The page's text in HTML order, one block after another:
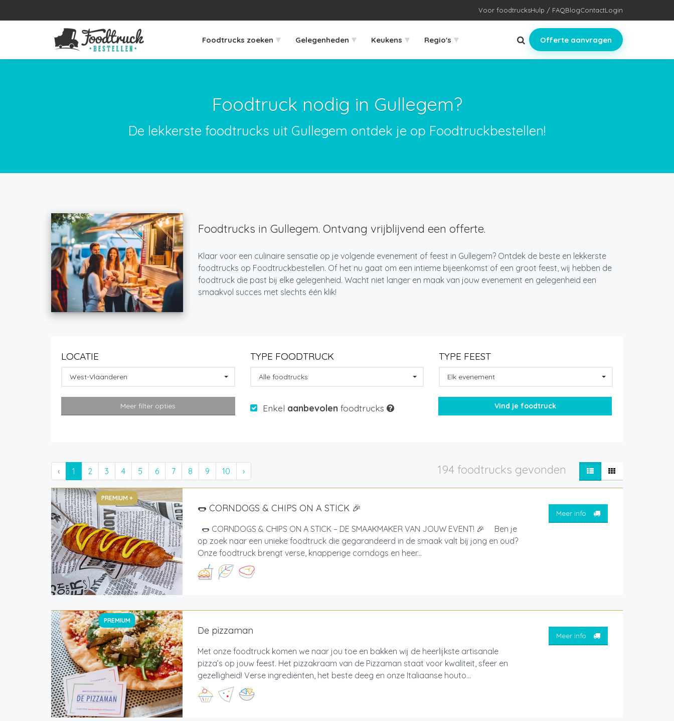
Voor foodtrucksHulp / FAQBlogContactLogin
Foodtrucks zoeken ▾ Gelegenheden ▾ Keukens ▾ Regio's ▾ Offerte aanvragen
Foodtruck nodig in Gullegem?
De lekkerste foodtrucks uit Gullegem ontdek je op Foodtruckbestellen!
Foodtrucks in Gullegem. Ontvang vrijblijvend een offerte.
Klaar voor een culinaire sensatie op je volgende evenement of feest in Gullegem? Ontdek de beste en lekkerste
foodtrucks op Foodtruckbestellen. Of het nu gaat om een intieme bijeenkomst of een groot feest, wij hebben de
foodtruck die past bij elke gelegenheid. Wacht niet langer en maak van jouw evenement en gelegenheid een
smaakvol succes met slechts één klik!
LOCATIE
West-Vlaanderen
TYPE FOODTRUCK
Alle foodtrucks
TYPE FEEST
Elk evenement
Meer filter opties Enkel aanbevolen foodtrucks
‹ 1 2 3 4 5 6 7 8 9 10 › 194 foodtrucks gevonden
PREMIUM +
🌭 CORNDOGS & CHIPS ON A STICK 🎉
🌭 CORNDOGS & CHIPS ON A STICK – DE SMAAKMAKER VAN JOUW EVENT! 🎉 Ben je
op zoek naar een unieke foodtruck die gegarandeerd in de smaak valt bij jong en oud?
Onze foodtruck brengt verse, knapperige corndogs en heer...
Meer info
PREMIUM
De pizzaman
Met onze foodtruck komen we naar jou toe en bakken wij de heerlijkste artisanale
pizza’s op jouw feest. Het pizzakraam van de Pizzaman staat voor kwaliteit, sfeer en
gezelligheid! Verse ingrediënten, het beste deeg en onze Italiaanse houto...
Meer info